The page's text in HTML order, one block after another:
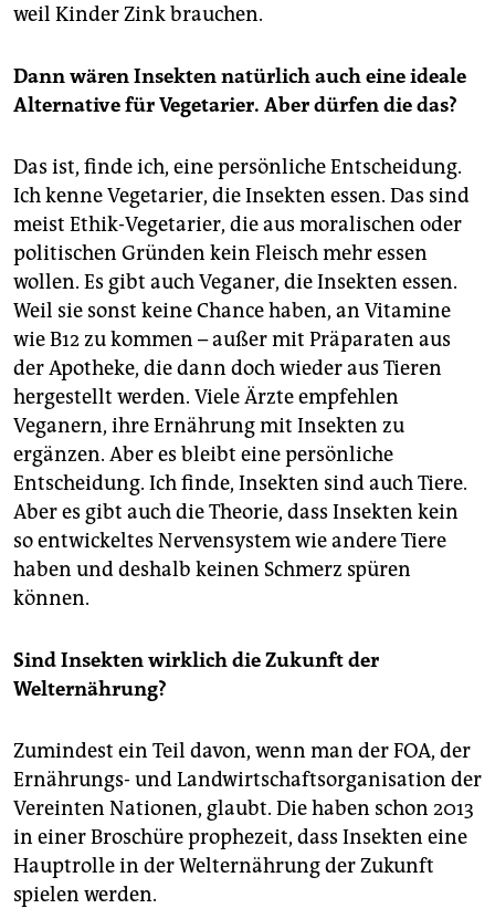
weil Kinder Zink brauchen.
Dann wären Insekten natürlich auch eine ideale
Alternative für Vegetarier. Aber dürfen die das?
Das ist, finde ich, eine persönliche Entscheidung.
Ich kenne Vegetarier, die Insekten essen. Das sind
meist Ethik-Vegetarier, die aus moralischen oder
politischen Gründen kein Fleisch mehr essen
wollen. Es gibt auch Veganer, die Insekten essen.
Weil sie sonst keine Chance haben, an Vitamine
wie B12 zu kommen – außer mit Präparaten aus
der Apotheke, die dann doch wieder aus Tieren
hergestellt werden. Viele Ärzte empfehlen
Veganern, ihre Ernährung mit Insekten zu
ergänzen. Aber es bleibt eine persönliche
Entscheidung. Ich finde, Insekten sind auch Tiere.
Aber es gibt auch die Theorie, dass Insekten kein
so entwickeltes Nervensystem wie andere Tiere
haben und deshalb keinen Schmerz spüren
können.
Sind Insekten wirklich die Zukunft der
Welternährung?
Zumindest ein Teil davon, wenn man der FOA, der
Ernährungs- und Landwirtschaftsorganisation der
Vereinten Nationen, glaubt. Die haben schon 2013
in einer Broschüre prophezeit, dass Insekten eine
Hauptrolle in der Welternährung der Zukunft
spielen werden.